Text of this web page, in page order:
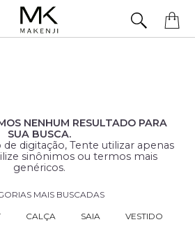
NENHUM RESULTADO PARA
SUA BUSCA.
de digitação, Tente utilizar apenas
sinônimos ou termos mais
genéricos.
MAIS BUSCADAS
CALÇA SAIA VESTIDO